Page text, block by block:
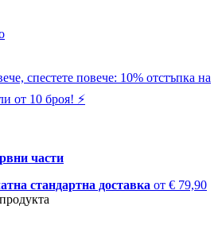
спестете повече: 10% отстъпка на
от 10 броя! ⚡️
части
стандартна доставка от € 79,90